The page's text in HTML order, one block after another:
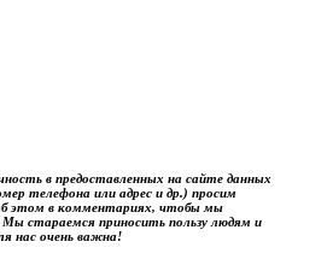
в предоставленных на сайте данных
телефона или адрес и др.) просим
этом в комментариях, чтобы мы
стараемся приносить пользу людям и
нас очень важна!